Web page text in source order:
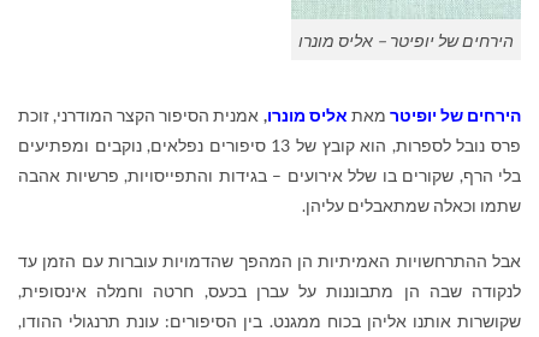
הירחים של יופיטר – אליס מונרו
הירחים של יופיטר מאת אליס מונרו, אמנית הסיפור הקצר המודרני, זוכת
פרס נובל לספרות, הוא קובץ של 13 סיפורים נפלאים, נוקבים ומפתיעים
בלי הרף, שקורים בו שלל אירועים – בגידות והתפייסויות, פרשיות אהבה
שתמו וכאלה שמתאבלים עליהן.
אבל ההתרחשויות האמיתיות הן המהפך שהדמויות עוברות עם הזמן עד
לנקודה שבה הן מתבוננות על עברן בכעס, חרטה וחמלה אינסופית,
שקושרות אותנו אליהן בכוח ממגנט. בין הסיפורים: עונת תרנגולי ההודו,